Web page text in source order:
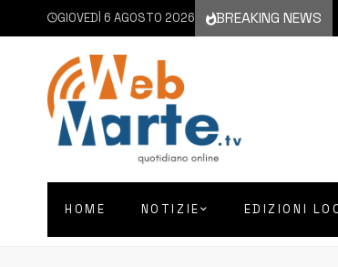
GIOVEDÌ 6 AGOSTO 2026 BREAKING NEWS
6 AGOSTO 2026
HOME NOTIZIE EDIZIONI